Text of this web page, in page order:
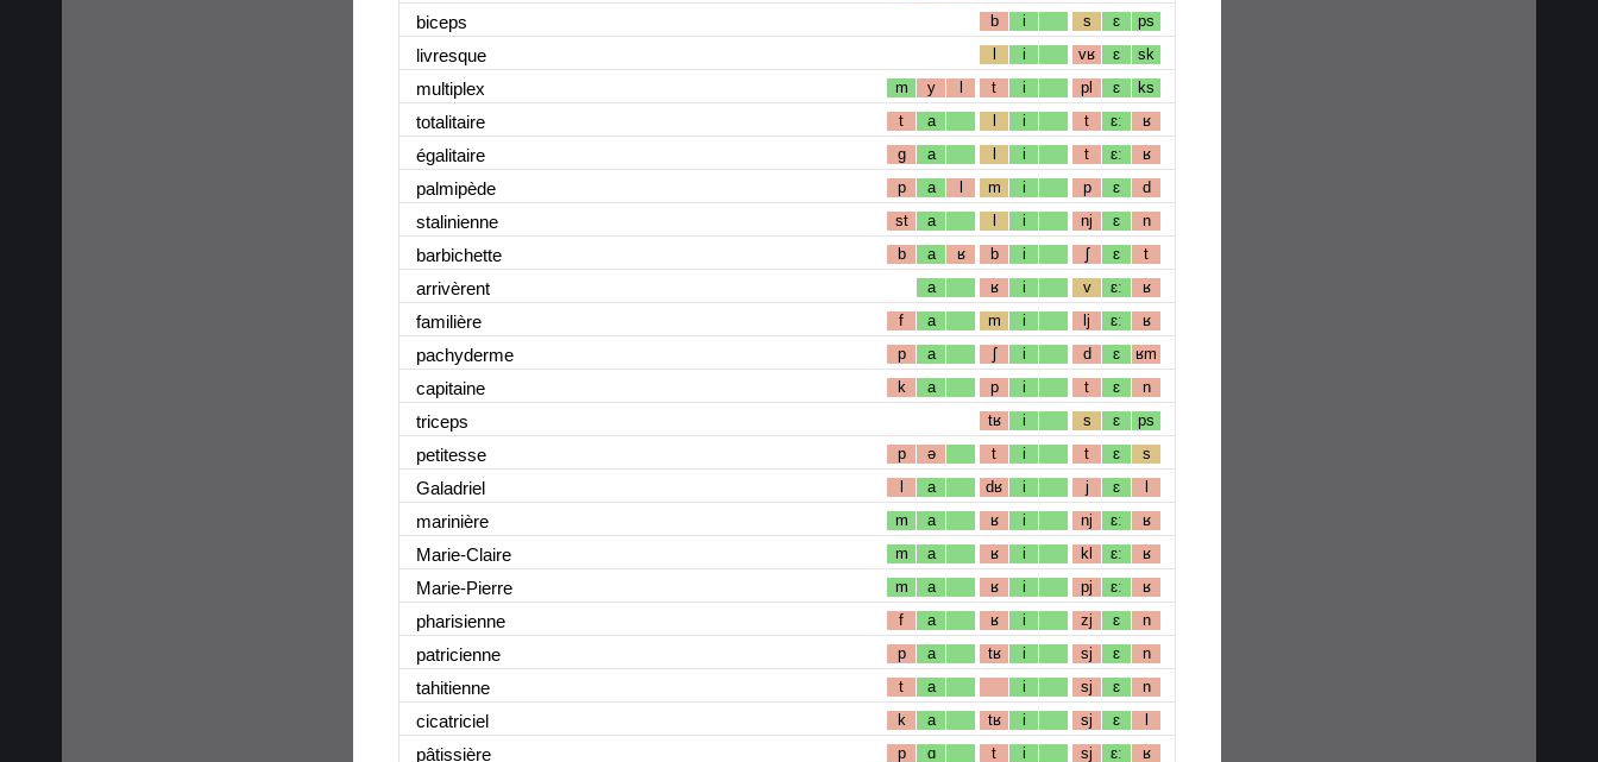
biceps b i s ɛ ps
livresque l i vʁ ɛ sk
multiplex m y l t i pl ɛ ks
totalitaire t a l i t ɛː ʁ
égalitaire g a l i t ɛː ʁ
palmipède p a l m i p ɛ d
stalinienne st a l i nj ɛ n
barbichette b a ʁ b i ʃ ɛ t
arrivèrent a ʁ i v ɛː ʁ
familière f a m i lj ɛː ʁ
pachyderme p a ʃ i d ɛ ʁm
capitaine k a p i t ɛ n
triceps tʁ i s ɛ ps
petitesse p ə t i t ɛ s
Galadriel l a dʁ i j ɛ l
marinière m a ʁ i nj ɛː ʁ
Marie-Claire m a ʁ i kl ɛː ʁ
Marie-Pierre m a ʁ i pj ɛː ʁ
pharisienne f a ʁ i zj ɛ n
patricienne p a tʁ i sj ɛ n
tahitienne t a i sj ɛ n
cicatriciel k a tʁ i sj ɛ l
pâtissière p ɑ t i sj ɛː ʁ